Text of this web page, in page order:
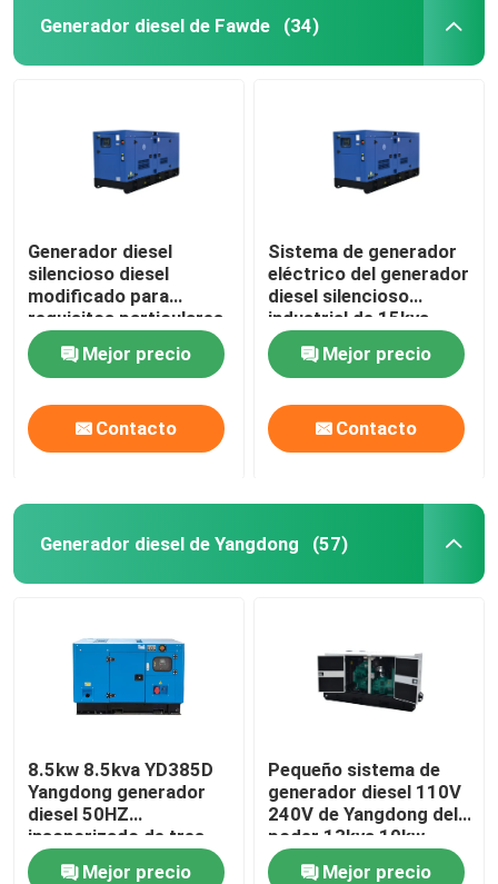
Generador diesel de Fawde (34)
Generador diesel
silencioso diesel
modificado para
requisitos particulares
del generador 12kw del
toldo 50/60HZ Fawde
Mejor precio
Contacto
Sistema de generador
eléctrico del generador
diesel silencioso
industrial de 15kva
250kva Fawde
Mejor precio
Contacto
Generador diesel de Yangdong (57)
8.5kw 8.5kva YD385D
Yangdong generador
diesel 50HZ
insonorizado de tres
fases
Mejor precio
Pequeño sistema de
generador diesel 110V
240V de Yangdong del
poder 13kva 10kw
Mejor precio